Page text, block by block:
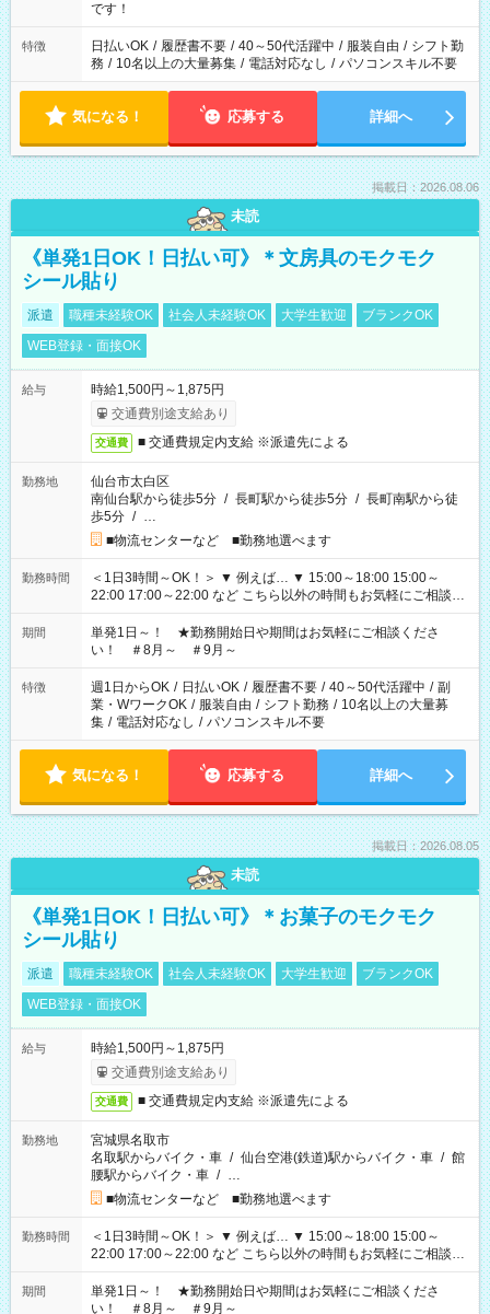
です！
特徴 日払いOK / 履歴書不要 / 40～50代活躍中 / 服装自由 / シフト勤
務 / 10名以上の大量募集 / 電話対応なし / パソコンスキル不要
気になる！ 応募する 詳細へ
掲載日：2026.08.06
未読
《単発1日OK！日払い可》＊文房具のモクモク
シール貼り
派遣 職種未経験OK 社会人未経験OK 大学生歓迎
ブランクOK
WEB登録・面接OK
給与
時給1,500円～1,875円
交通費別途支給あり
交通費 ■ 交通費規定内支給 ※派遣先による
勤務地
仙台市太白区
南仙台駅から徒歩5分 / 長町駅から徒歩5分 / 長町南駅から徒
歩5分 / …
■物流センターなど ■勤務地選べます
勤務時間
＜1日3時間～OK！＞ ▼ 例えば… ▼ 15:00～18:00 15:00～
22:00 17:00～22:00 など こちら以外の時間もお気軽にご相談く
ださい！
期間
単発1日～！ ★勤務開始日や期間はお気軽にご相談くださ
い！ ＃8月～ ＃9月～
特徴 週1日からOK / 日払いOK / 履歴書不要 / 40～50代活躍中 / 副
業・WワークOK / 服装自由 / シフト勤務 / 10名以上の大量募
集 / 電話対応なし / パソコンスキル不要
気になる！ 応募する 詳細へ
掲載日：2026.08.05
未読
《単発1日OK！日払い可》＊お菓子のモクモク
シール貼り
派遣 職種未経験OK 社会人未経験OK 大学生歓迎
ブランクOK
WEB登録・面接OK
給与
時給1,500円～1,875円
交通費別途支給あり
交通費 ■ 交通費規定内支給 ※派遣先による
勤務地
宮城県名取市
名取駅からバイク・車 / 仙台空港(鉄道)駅からバイク・車 / 館
腰駅からバイク・車 / …
■物流センターなど ■勤務地選べます
勤務時間
＜1日3時間～OK！＞ ▼ 例えば… ▼ 15:00～18:00 15:00～
22:00 17:00～22:00 など こちら以外の時間もお気軽にご相談く
ださい！
期間
単発1日～！ ★勤務開始日や期間はお気軽にご相談くださ
い！ ＃8月～ ＃9月～